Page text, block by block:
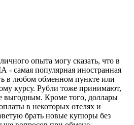
опыта могу сказать, что в
- самая популярная иностранная
в любом обменном пункте или
курсу. Рубли тоже принимают,
выгодным. Кроме того, доллары
в некоторых отелях и
брать новые купюры без